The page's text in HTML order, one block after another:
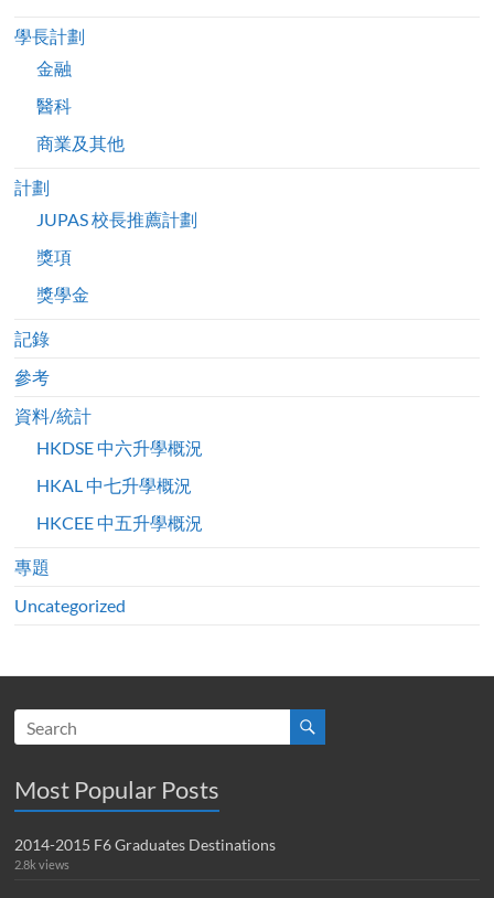
學長計劃
金融
醫科
商業及其他
計劃
JUPAS 校長推薦計劃
獎項
獎學金
記錄
參考
資料/統計
HKDSE 中六升學概況
HKAL 中七升學概況
HKCEE 中五升學概況
專題
Uncategorized
Most Popular Posts
2014-2015 F6 Graduates Destinations
2.8k views